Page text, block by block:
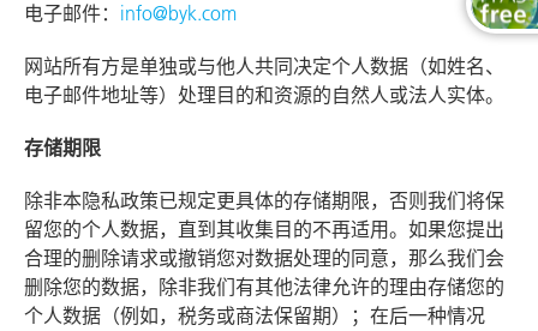
电子邮件： info@byk.com
网站所有方是单独或与他人共同决定个人数据（如姓名、
电子邮件地址等）处理目的和资源的自然人或法人实体。
存储期限
除非本隐私政策已规定更具体的存储期限，否则我们将保
留您的个人数据，直到其收集目的不再适用。如果您提出
合理的删除请求或撤销您对数据处理的同意，那么我们会
删除您的数据，除非我们有其他法律允许的理由存储您的
个人数据（例如，税务或商法保留期）；在后一种情况